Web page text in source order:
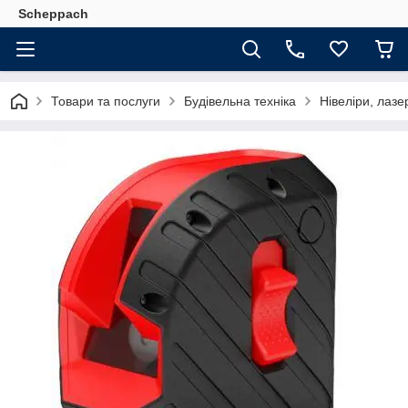
Scheppach
Товари та послуги Будівельна техніка Нівеліри,